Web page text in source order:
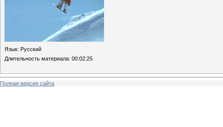
Язык: Русский
Длительность материала: 00:02:25
Полная версия сайта